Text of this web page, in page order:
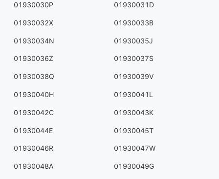
01930030P 01930031D
01930032X 01930033B
01930034N 01930035J
01930036Z 01930037S
01930038Q 01930039V
01930040H 01930041L
01930042C 01930043K
01930044E 01930045T
01930046R 01930047W
01930048A 01930049G